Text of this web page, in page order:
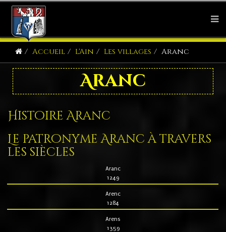
Accueil L'Ain Les villages Aranc
Aranc
Histoire Aranc
Le patronyme Aranc à travers
les siècles
Aranc
1249
Arenc
1284
Arens
1359